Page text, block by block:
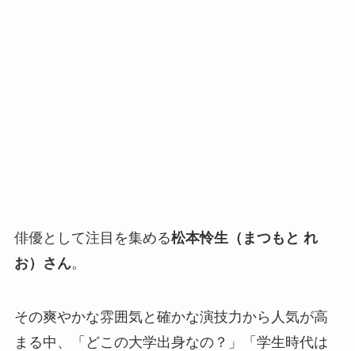
俳優として注目を集める松本怜生（まつもと れ
お）さん。
その爽やかな雰囲気と確かな演技力から人気が高
まる中、「どこの大学出身なの？」「学生時代は